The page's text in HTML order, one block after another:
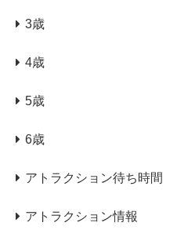
3歳
4歳
5歳
6歳
アトラクション待ち時間
アトラクション情報